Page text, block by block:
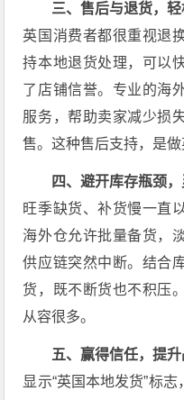
三、售后与退货，
英国消费者都很重视退
持本地退货处理，可以
了店铺信誉。专业的海
服务，帮助卖家减少损
售。这种售后支持，是
四、避开库存瓶颈
旺季缺货、补货慢一直
海外仓允许批量备货，
供应链突然中断。结合
货，既不断货也不积压
从容很多。
五、赢得信任，提
显示“英国本地发货”标